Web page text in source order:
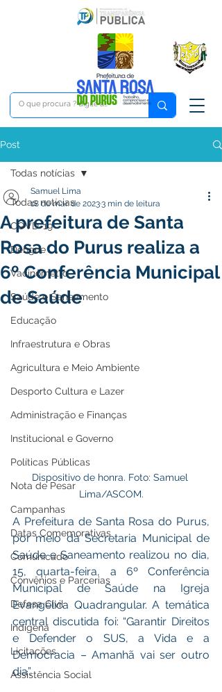
Post
Todas notícias
COVD-19
Dengue
Vacinômetro
Saúde e Saneamento
Educação
Infraestrutura e Obras
Agricultura e Meio Ambiente
Desporto Cultura e Lazer
Administração e Finanças
Institucional e Governo
Políticas Públicas
Nota de Pesar
Campanhas
Datas Comemorativas
Comunicado
Convênios e Parcerias
Defesa Civil
Indígena
Licitações
Assistência Social
Todas notícias
A prefeitura de Santa
Rosa do Purus realiza a
6º Conferência Municipal
de Saúde
Samuel Lima
18 de mar. de 20233 min de leitura
Dispositivo de honra. Foto: Samuel
Lima/ASCOM.
A Prefeitura de Santa Rosa do Purus,
por meio da Secretaria Municipal de
Saúde e Saneamento realizou no dia,
15, quarta-feira, a 6º Conferência
Municipal de Saúde na Igreja
Evangélica Quadrangular. A temática
central discutida foi: “Garantir Direitos
e Defender o SUS, a Vida e a
Democracia – Amanhã vai ser outro
dia”.